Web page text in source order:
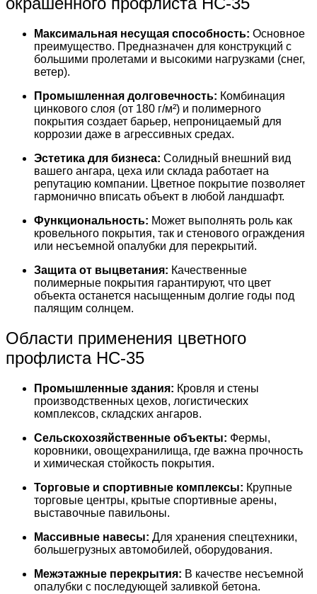
Максимальная несущая способность: Основное
преимущество. Предназначен для конструкций с
большими пролетами и высокими нагрузками (снег,
ветер).
Промышленная долговечность: Комбинация
цинкового слоя (от 180 г/м²) и полимерного
покрытия создает барьер, непроницаемый для
коррозии даже в агрессивных средах.
Эстетика для бизнеса: Солидный внешний вид
вашего ангара, цеха или склада работает на
репутацию компании. Цветное покрытие позволяет
гармонично вписать объект в любой ландшафт.
Функциональность: Может выполнять роль как
кровельного покрытия, так и стенового ограждения
или несъемной опалубки для перекрытий.
Защита от выцветания: Качественные
полимерные покрытия гарантируют, что цвет
объекта останется насыщенным долгие годы под
палящим солнцем.
Области применения цветного
профлиста НС-35
Промышленные здания: Кровля и стены
производственных цехов, логистических
комплексов, складских ангаров.
Сельскохозяйственные объекты: Фермы,
коровники, овощехранилища, где важна прочность
и химическая стойкость покрытия.
Торговые и спортивные комплексы: Крупные
торговые центры, крытые спортивные арены,
выставочные павильоны.
Массивные навесы: Для хранения спецтехники,
большегрузных автомобилей, оборудования.
Межэтажные перекрытия: В качестве несъемной
опалубки с последующей заливкой бетона.